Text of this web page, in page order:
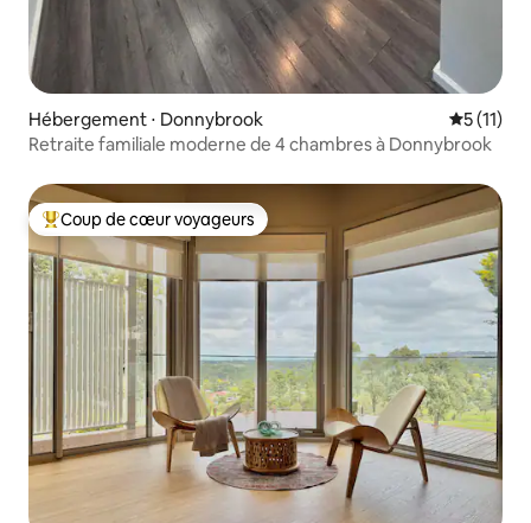
Hébergement ⋅ Donnybrook
5 (11)
Retraite familiale moderne de 4 chambres à Donnybrook
Coups de cœur voyageurs les plus appréciés
Coup de cœur voyageurs